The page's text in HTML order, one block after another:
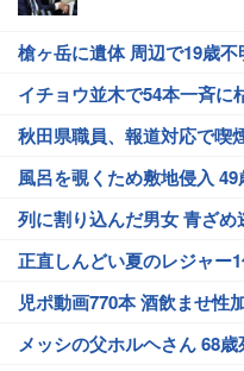
槍ヶ岳に遺体 周辺で19歳不
イチョウ並木で54本一斉に
秋田県職員、報道対応で喫
風呂を覗くため敷地侵入 49
列に割り込んだ男女 青ざめ
正直しんどい夏のレジャー
児ポ動画770本 酒飲ませ性
メッシの父ホルヘさん 68歳